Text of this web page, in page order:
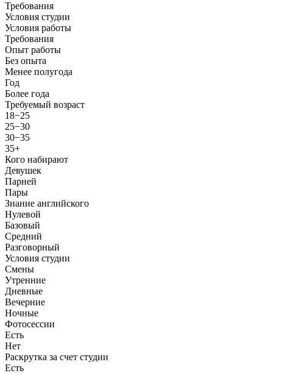
Требования
Условия студии
Условия работы
Требования
Опыт работы
Без опыта
Менее полугода
Год
Более года
Требуемый возраст
18−25
25−30
30−35
35+
Кого набирают
Девушек
Парней
Пары
Знание английского
Нулевой
Базовый
Средний
Разговорный
Условия студии
Смены
Утренние
Дневные
Вечерние
Ночные
Фотосессии
Есть
Нет
Раскрутка за счет студии
Есть